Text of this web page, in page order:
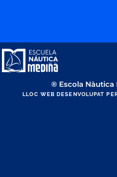
® Escola Nàutica
LLOC WEB DESENVOLUPAT